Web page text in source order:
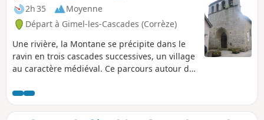
2h 35
Moyenne
Départ à Gimel-les-Cascades (Corrèze)
Une rivière, la Montane se précipite dans le
ravin en trois cascades successives, un village
au caractère médiéval. Ce parcours autour de
aussi de découvrir les ruines de l'église de
Saint-Étienne-de-Braguse, le site de la Gour